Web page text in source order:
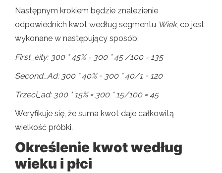
Następnym krokiem będzie znalezienie
odpowiednich kwot według segmentu Wiek, co jest
wykonane w następujący sposób:
First_eity: 300 * 45% = 300 * 45 /100 = 135
Second_Ad: 300 * 40% = 300 * 40/1 = 120
Trzeci_ad: 300 * 15% = 300 * 15/100 = 45
Weryfikuje się, że suma kwot daje całkowitą
wielkość próbki.
Określenie kwot według
wieku i płci